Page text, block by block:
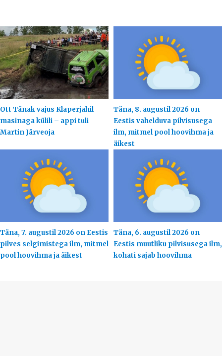
Ott Tänak vajus Klaperjahil
masinaga külili – appi tuli
Martin Järveoja
Täna, 8. augustil 2026 on
Eestis vahelduva pilvisusega
ilm, mitmel pool hoovihma ja
äikest
Täna, 7. augustil 2026 on Eestis
pilves selgimistega ilm, mitmel
pool hoovihma ja äikest
Täna, 6. augustil 2026 on
Eestis muutliku pilvisusega ilm,
kohati sajab hoovihma